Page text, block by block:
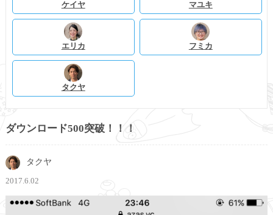
ケイヤ マユキ
エリカ フミカ
タクヤ
ダウンロード500突破！！！
タクヤ
2017.6.02